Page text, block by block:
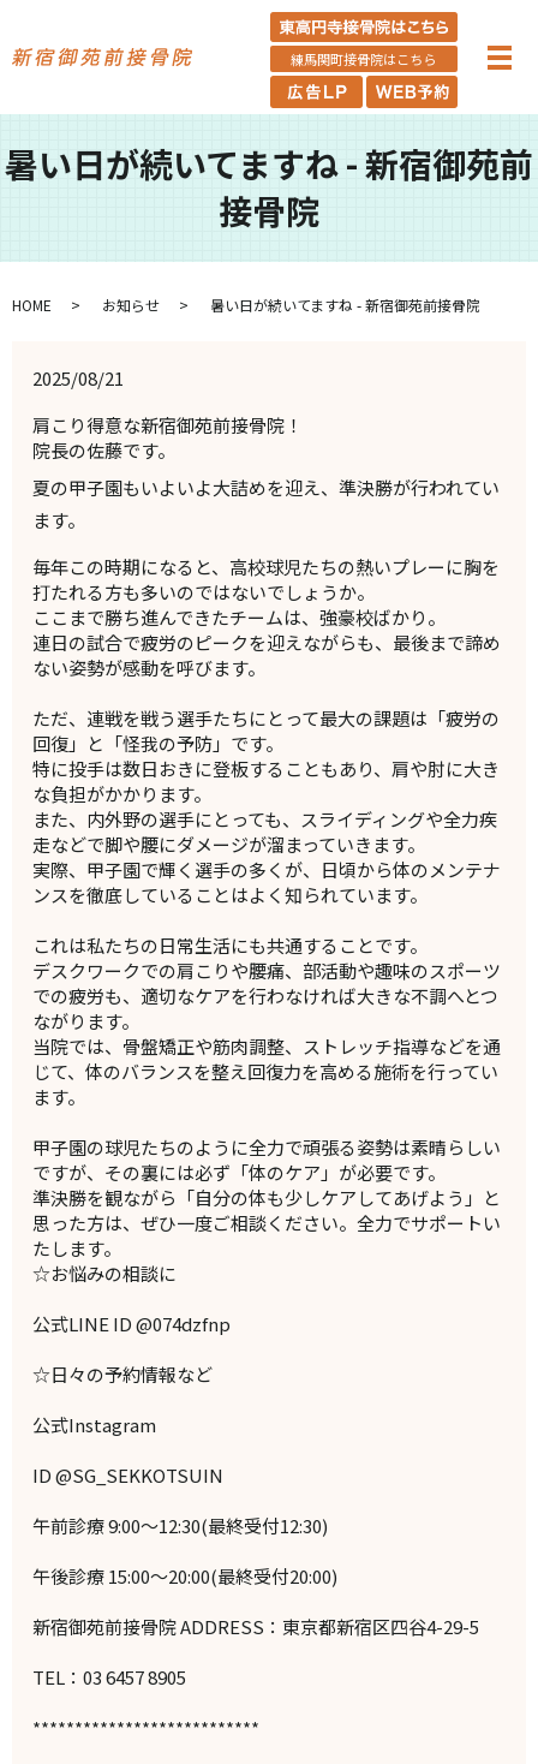
練馬関町接骨院はこちら
暑い日が続いてますね - 新宿御苑前
接骨院
HOME お知らせ 暑い日が続いてますね - 新宿御苑前接骨院
2025/08/21
肩こり得意な新宿御苑前接骨院！
院長の佐藤です。
夏の甲子園もいよいよ大詰めを迎え、準決勝が行われてい
ます。
毎年この時期になると、高校球児たちの熱いプレーに胸を
打たれる方も多いのではないでしょうか。
ここまで勝ち進んできたチームは、強豪校ばかり。
連日の試合で疲労のピークを迎えながらも、最後まで諦め
ない姿勢が感動を呼びます。
ただ、連戦を戦う選手たちにとって最大の課題は「疲労の
回復」と「怪我の予防」です。
特に投手は数日おきに登板することもあり、肩や肘に大き
な負担がかかります。
また、内外野の選手にとっても、スライディングや全力疾
走などで脚や腰にダメージが溜まっていきます。
実際、甲子園で輝く選手の多くが、日頃から体のメンテナ
ンスを徹底していることはよく知られています。
これは私たちの日常生活にも共通することです。
デスクワークでの肩こりや腰痛、部活動や趣味のスポーツ
での疲労も、適切なケアを行わなければ大きな不調へとつ
ながります。
当院では、骨盤矯正や筋肉調整、ストレッチ指導などを通
じて、体のバランスを整え回復力を高める施術を行ってい
ます。
甲子園の球児たちのように全力で頑張る姿勢は素晴らしい
ですが、その裏には必ず「体のケア」が必要です。
準決勝を観ながら「自分の体も少しケアしてあげよう」と
思った方は、ぜひ一度ご相談ください。全力でサポートい
たします。
☆お悩みの相談に
公式LINE ID @074dzfnp
☆日々の予約情報など
公式Instagram
ID @SG_SEKKOTSUIN
午前診療 9:00～12:30(最終受付12:30)
午後診療 15:00～20:00(最終受付20:00)
新宿御苑前接骨院 ADDRESS：東京都新宿区四谷4-29-5
TEL：03 6457 8905
***************************